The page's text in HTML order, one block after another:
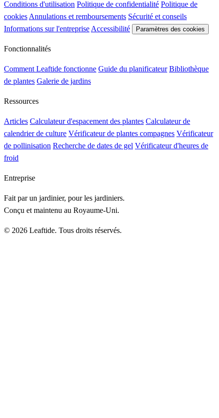
Conditions d'utilisation Politique de confidentialité Politique de
cookies Annulations et remboursements Sécurité et conseils
Informations sur l'entreprise Accessibilité Paramètres des cookies
Fonctionnalités
Comment Leaftide fonctionne Guide du planificateur Bibliothèque
de plantes Galerie de jardins
Ressources
Articles Calculateur d'espacement des plantes Calculateur de
calendrier de culture Vérificateur de plantes compagnes Vérificateur
de pollinisation Recherche de dates de gel Vérificateur d'heures de
froid
Entreprise
Fait par un jardinier, pour les jardiniers.
Conçu et maintenu au Royaume-Uni.
© 2026 Leaftide. Tous droits réservés.